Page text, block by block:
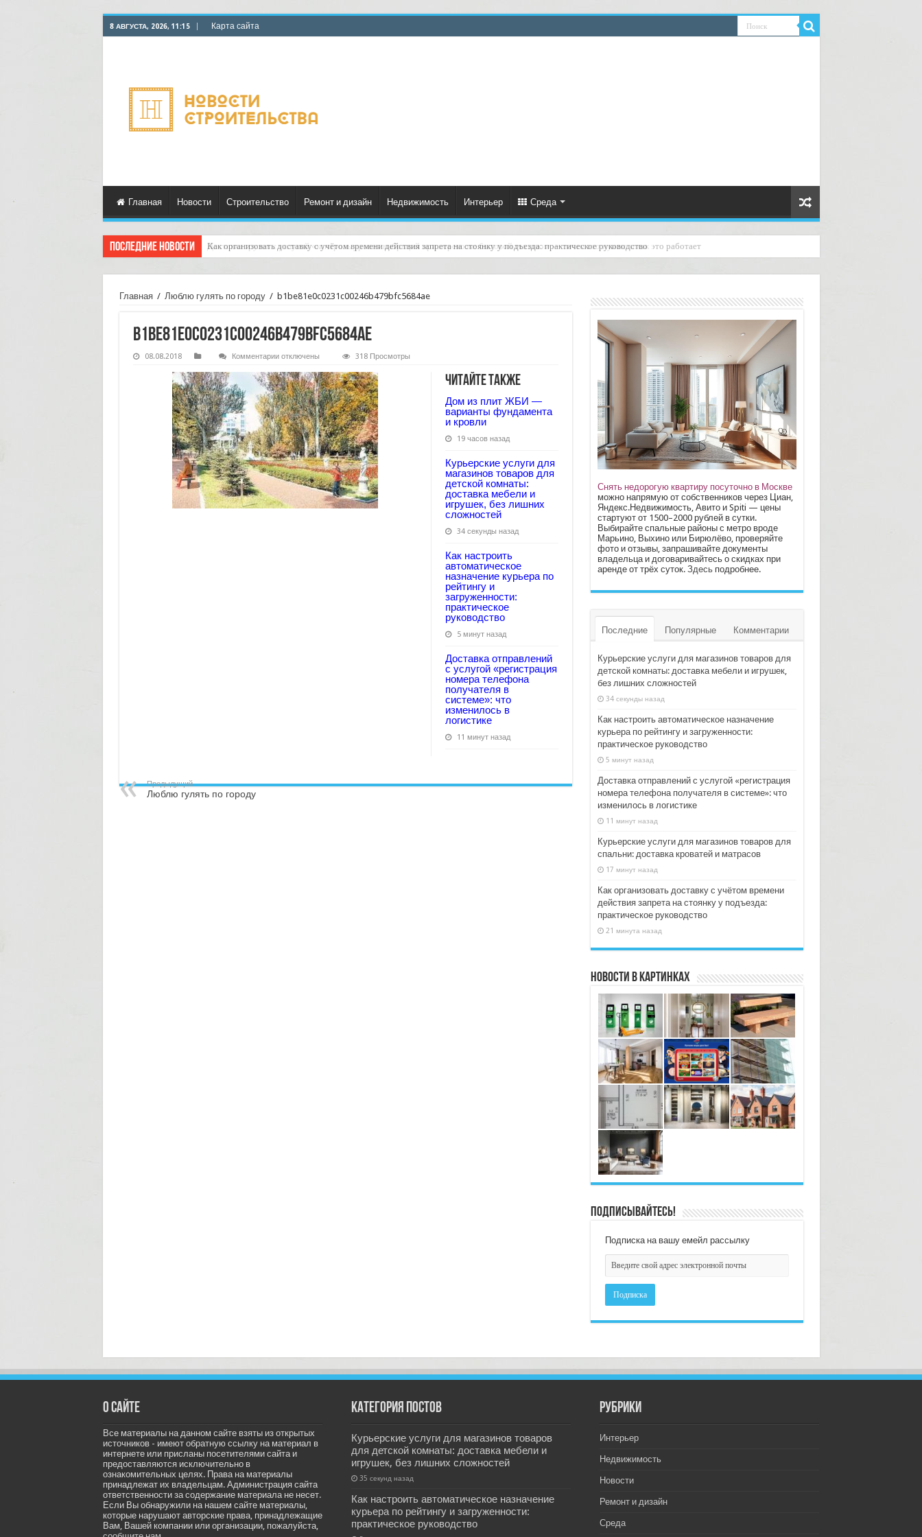
8 АВГУСТА, 2026, 11:15 Карта сайта
Главная Новости Строительство Ремонт и дизайн Недвижимость Интерьер Среда
Последние новости Доставка грузов с услугой «контроль уровня вибраций при перевозке бытовой техники» — зачем это нужно и как это работает
Главная / Люблю гулять по городу / b1be81e0c0231c00246b479bfc5684ae
b1be81e0c0231c00246b479bfc5684ae
08.08.2018 Комментариик
b1be81e0c0231c00246b479bfc5684ae
отключены 318 Просмотры
Читайте также
Дом из плит ЖБИ —
варианты фундамента
и кровли
19 часов назад
Курьерские услуги для
магазинов товаров для
детской комнаты:
доставка мебели и
игрушек, без лишних
сложностей
34 секунды назад
Как настроить
автоматическое
назначение курьера по
рейтингу и
загруженности:
практическое
руководство
5 минут назад
Доставка отправлений
с услугой «регистрация
номера телефона
получателя в
системе»: что
изменилось в
логистике
11 минут назад
Предыдущий
Люблю гулять по городу
Снять недорогую квартиру посуточно в Москве
можно напрямую от собственников через Циан,
Яндекс.Недвижимость, Авито и Spiti — цены
стартуют от 1500–2000 рублей в сутки.
Выбирайте спальные районы с метро вроде
Марьино, Выхино или Бирюлёво, проверяйте
фото и отзывы, запрашивайте документы
владельца и договаривайтесь о скидках при
аренде от трёх суток. Здесьподробнее.
Последние Популярные Комментарии
Курьерские услуги для магазинов товаров для
детской комнаты: доставка мебели и игрушек,
без лишних сложностей
34 секунды назад
Как настроить автоматическое назначение
курьера по рейтингу и загруженности:
практическое руководство
5 минут назад
Доставка отправлений с услугой «регистрация
номера телефона получателя в системе»: что
изменилось в логистике
11 минут назад
Курьерские услуги для магазинов товаров для
спальни: доставка кроватей и матрасов
17 минут назад
Как организовать доставку с учётом времени
действия запрета на стоянку у подъезда:
практическое руководство
21 минута назад
Новости в картинках
Подписывайтесь!
Подписка на вашу емейл рассылку
О сайте
Все материалы на данном сайте взяты из открытых
источников - имеют обратную ссылку на материал в
интернете или присланы посетителями сайта и
предоставляются исключительно в
ознакомительных целях. Права на материалы
принадлежат их владельцам. Администрация сайта
ответственности за содержание материала не несет.
Если Вы обнаружили на нашем сайте материалы,
которые нарушают авторские права, принадлежащие
Вам, Вашей компании или организации, пожалуйста,
Категория постов
Курьерские услуги для магазинов товаров
для детской комнаты: доставка мебели и
игрушек, без лишних сложностей
35 секунд назад
Как настроить автоматическое назначение
курьера по рейтингу и загруженности:
практическое руководство
РУбрики
Интерьер
Недвижимость
Новости
Ремонт и дизайн
Среда